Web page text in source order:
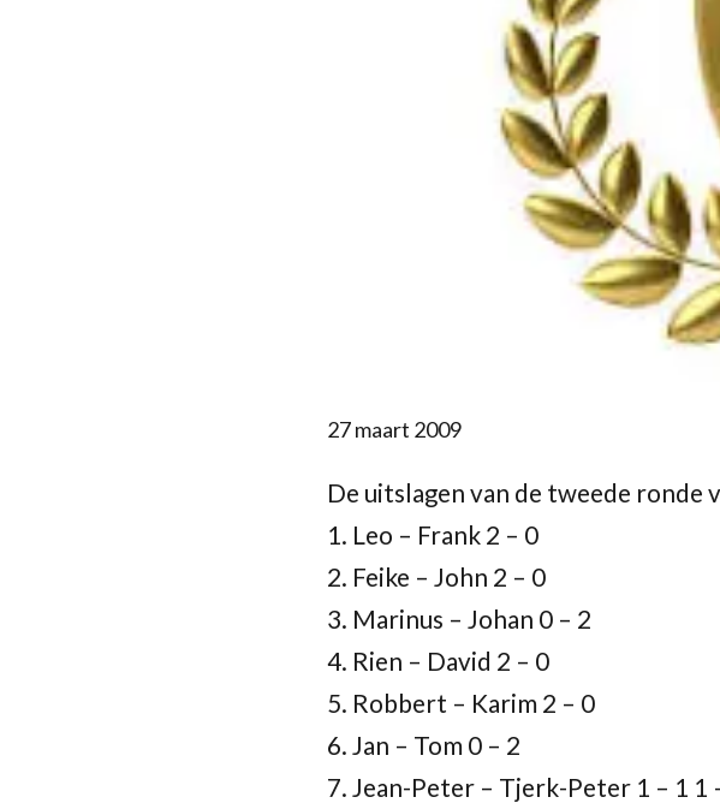
27 maart 2009
De uitslagen van de tweede
1. Leo – Frank 2 – 0
2. Feike – John 2 – 0
3. Marinus – Johan 0 – 2
4. Rien – David 2 – 0
5. Robbert – Karim 2 – 0
6. Jan – Tom 0 – 2
7. Jean-Peter – Tjerk-Peter 1 – 1 1